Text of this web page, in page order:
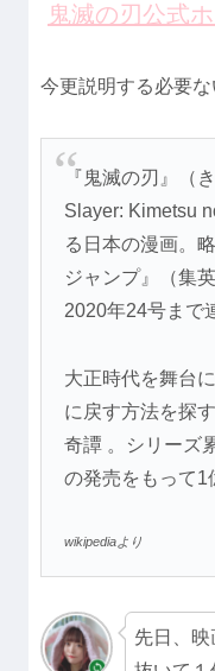
鬼滅の刃公式
今更説明する必要
『鬼滅の刃』（
Slayer: Kimetsu
る日本の漫画。
ジャンプ』（集
2020年24号まで
大正時代を舞台
に戻す方法を探
奇譚 。シリーズ
の発売をもって1
wikipediaより
先日、